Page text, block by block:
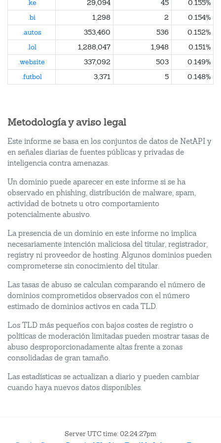
.ke 29,094 45
0.155%
.bi
1,298 2
0.154%
.autos
353,460 536
0.152%
.lol
1,288,047 1,948
0.151%
.website
337,092 503
0.149%
.futbol
3,371 5 0.148%
Metodología y aviso legal
Este informe se basa en los conjuntos de datos de NetAPI y
en señales diarias de fuentes públicas y privadas de
inteligencia contra amenazas.
Un dominio puede aparecer en este informe si se ha
observado en phishing, distribución de malware, spam,
actividad de botnets u otro comportamiento
potencialmente abusivo.
La presencia de un dominio en este informe no implica
necesariamente intención maliciosa del titular, registrador,
registry ni proveedor de hosting. Algunos dominios pueden
comprometerse sin conocimiento del titular.
Las tasas de abuso se calculan comparando el número de
dominios comprometidos observados con el número
estimado de dominios activos en cada TLD.
Los TLD más pequeños con bajos costes de registro o
políticas de moderación limitadas pueden mostrar tasas de
abuso desproporcionadamente altas frente a zonas
consolidadas de gran tamaño.
Las estadísticas se actualizan a diario y pueden cambiar
cuando haya nuevos datos disponibles.
Server UTC time: 02:24:27pm